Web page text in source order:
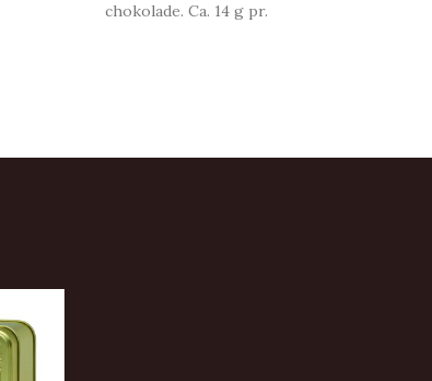
chokolade. Ca. 14 g pr.